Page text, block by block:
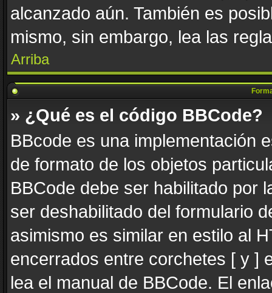
alcanzado aún. También es
mismo, sin embargo, lea las
Arriba
» ¿Qué es el código BBCode?
BBcode es una implementación
de formato de los objetos
BBCode debe ser habilitado por
ser deshabilitado del formulario
asimismo es similar en estilo al
encerrados entre corchetes [ y ]
lea el manual de BBCode. El